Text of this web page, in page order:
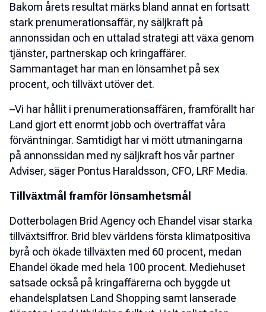
Bakom årets resultat märks bland annat en fortsatt
stark prenumerationsaffär, ny säljkraft på
annonssidan och en uttalad strategi att växa genom
tjänster, partnerskap och kringaffärer.
Sammantaget har man en lönsamhet på sex
procent, och tillväxt utöver det.
–Vi har hållit i prenumerationsaffären, framförallt har
Land gjort ett enormt jobb och överträffat våra
förväntningar. Samtidigt har vi mött utmaningarna
på annonssidan med ny säljkraft hos vår partner
Adviser, säger Pontus Haraldsson, CFO, LRF Media.
Tillväxtmål framför lönsamhetsmål
Dotterbolagen Brid Agency och Ehandel visar starka
tillväxtsiffror. Brid blev världens första klimatpositiva
byrå och ökade tillväxten med 60 procent, medan
Ehandel ökade med hela 100 procent. Mediehuset
satsade också på kringaffärerna och byggde ut
ehandelsplatsen Land Shopping samt lanserade